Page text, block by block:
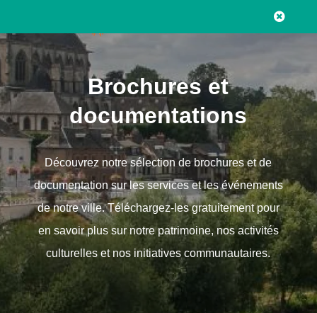

Brochures et
documentations
Découvrez notre sélection de brochures et de
documentation sur les services et les événements
de notre ville. Téléchargez-les gratuitement pour
en savoir plus sur notre patrimoine, nos activités
culturelles et nos initiatives communautaires.